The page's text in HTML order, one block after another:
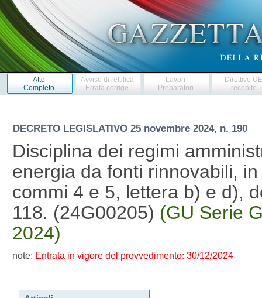
Atto
Completo
Avviso di rettifica
Errata corrige
Lavori
Preparatori
Direttive
recepite
DECRETO LEGISLATIVO 25 novembre 2024, n. 190
Disciplina dei regimi
energia da fonti rinnovabili,
commi 4 e 5, lettera b) e d),
118. (24G00205) (GU Serie
2024)
note: Entrata in vigore del provvedimento: 30/12/2024